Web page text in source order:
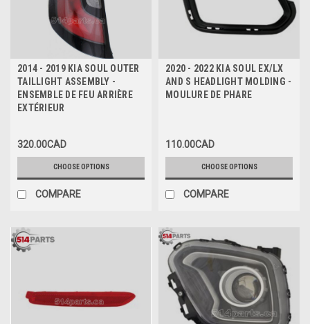
2014 - 2019 KIA SOUL OUTER
TAILLIGHT ASSEMBLY -
ENSEMBLE DE FEU ARRIÈRE
EXTÉRIEUR
320.00CAD
CHOOSE OPTIONS
COMPARE
2020 - 2022 KIA SOUL EX/LX
AND S HEADLIGHT MOLDING -
MOULURE DE PHARE
110.00CAD
CHOOSE OPTIONS
COMPARE